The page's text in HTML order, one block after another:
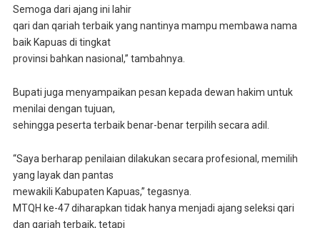
Semoga dari ajang ini lahir
qari dan qariah terbaik yang nantinya mampu membawa nama
baik Kapuas di tingkat
provinsi bahkan nasional,” tambahnya.
Bupati juga menyampaikan pesan kepada dewan hakim untuk
menilai dengan tujuan,
sehingga peserta terbaik benar-benar terpilih secara adil.
“Saya berharap penilaian dilakukan secara profesional, memilih
yang layak dan pantas
mewakili Kabupaten Kapuas,” tegasnya.
MTQH ke-47 diharapkan tidak hanya menjadi ajang seleksi qari
dan qariah terbaik, tetapi